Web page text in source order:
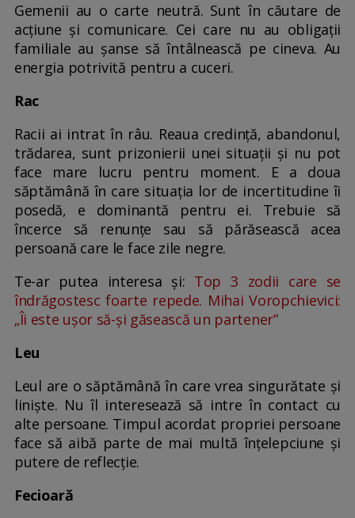
Gemenii au o carte neutră. Sunt în căutare de
acţiune şi comunicare. Cei care nu au obligații
familiale au şanse să întâlnească pe cineva. Au
energia potrivită pentru a cuceri.
Rac
Racii ai intrat în râu. Reaua credință, abandonul,
trădarea, sunt prizonierii unei situaţii şi nu pot
face mare lucru pentru moment. E a doua
săptămână în care situația lor de incertitudine îi
posedă, e dominantă pentru ei. Trebuie să
încerce să renunțe sau să părăsească acea
persoană care le face zile negre.
Te-ar putea interesa și: Top 3 zodii care se
îndrăgostesc foarte repede. Mihai Voropchievici:
„Îi este uşor să-şi găsească un partener”
Leu
Leul are o săptămână în care vrea singurătate şi
linişte. Nu îl interesează să intre în contact cu
alte persoane. Timpul acordat propriei persoane
face să aibă parte de mai multă înțelepciune și
putere de reflecție.
Fecioară